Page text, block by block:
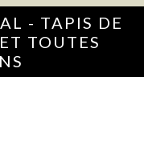
- TAPIS DE
TOUTES